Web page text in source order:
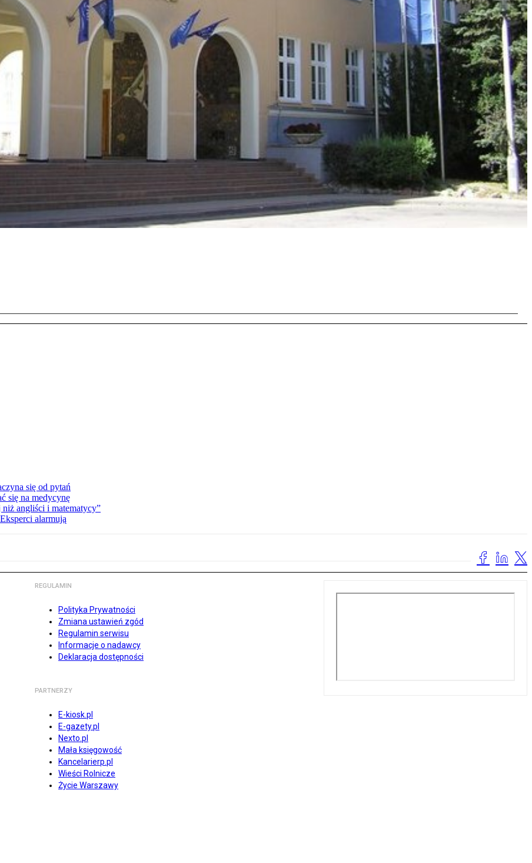
się od pytań
się na medycynę
angliści i matematycy”
alarmują
REGULAMIN
Polityka Prywatności
Zmiana ustawień zgód
Regulamin serwisu
Informacje o nadawcy
Deklaracja dostępności
PARTNERZY
E-kiosk.pl
E-gazety.pl
Nexto.pl
Mała księgowość
Kancelarierp.pl
Wieści Rolnicze
Życie Warszawy